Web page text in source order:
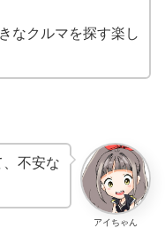
なクルマを探す楽し
アイちゃん
不安な